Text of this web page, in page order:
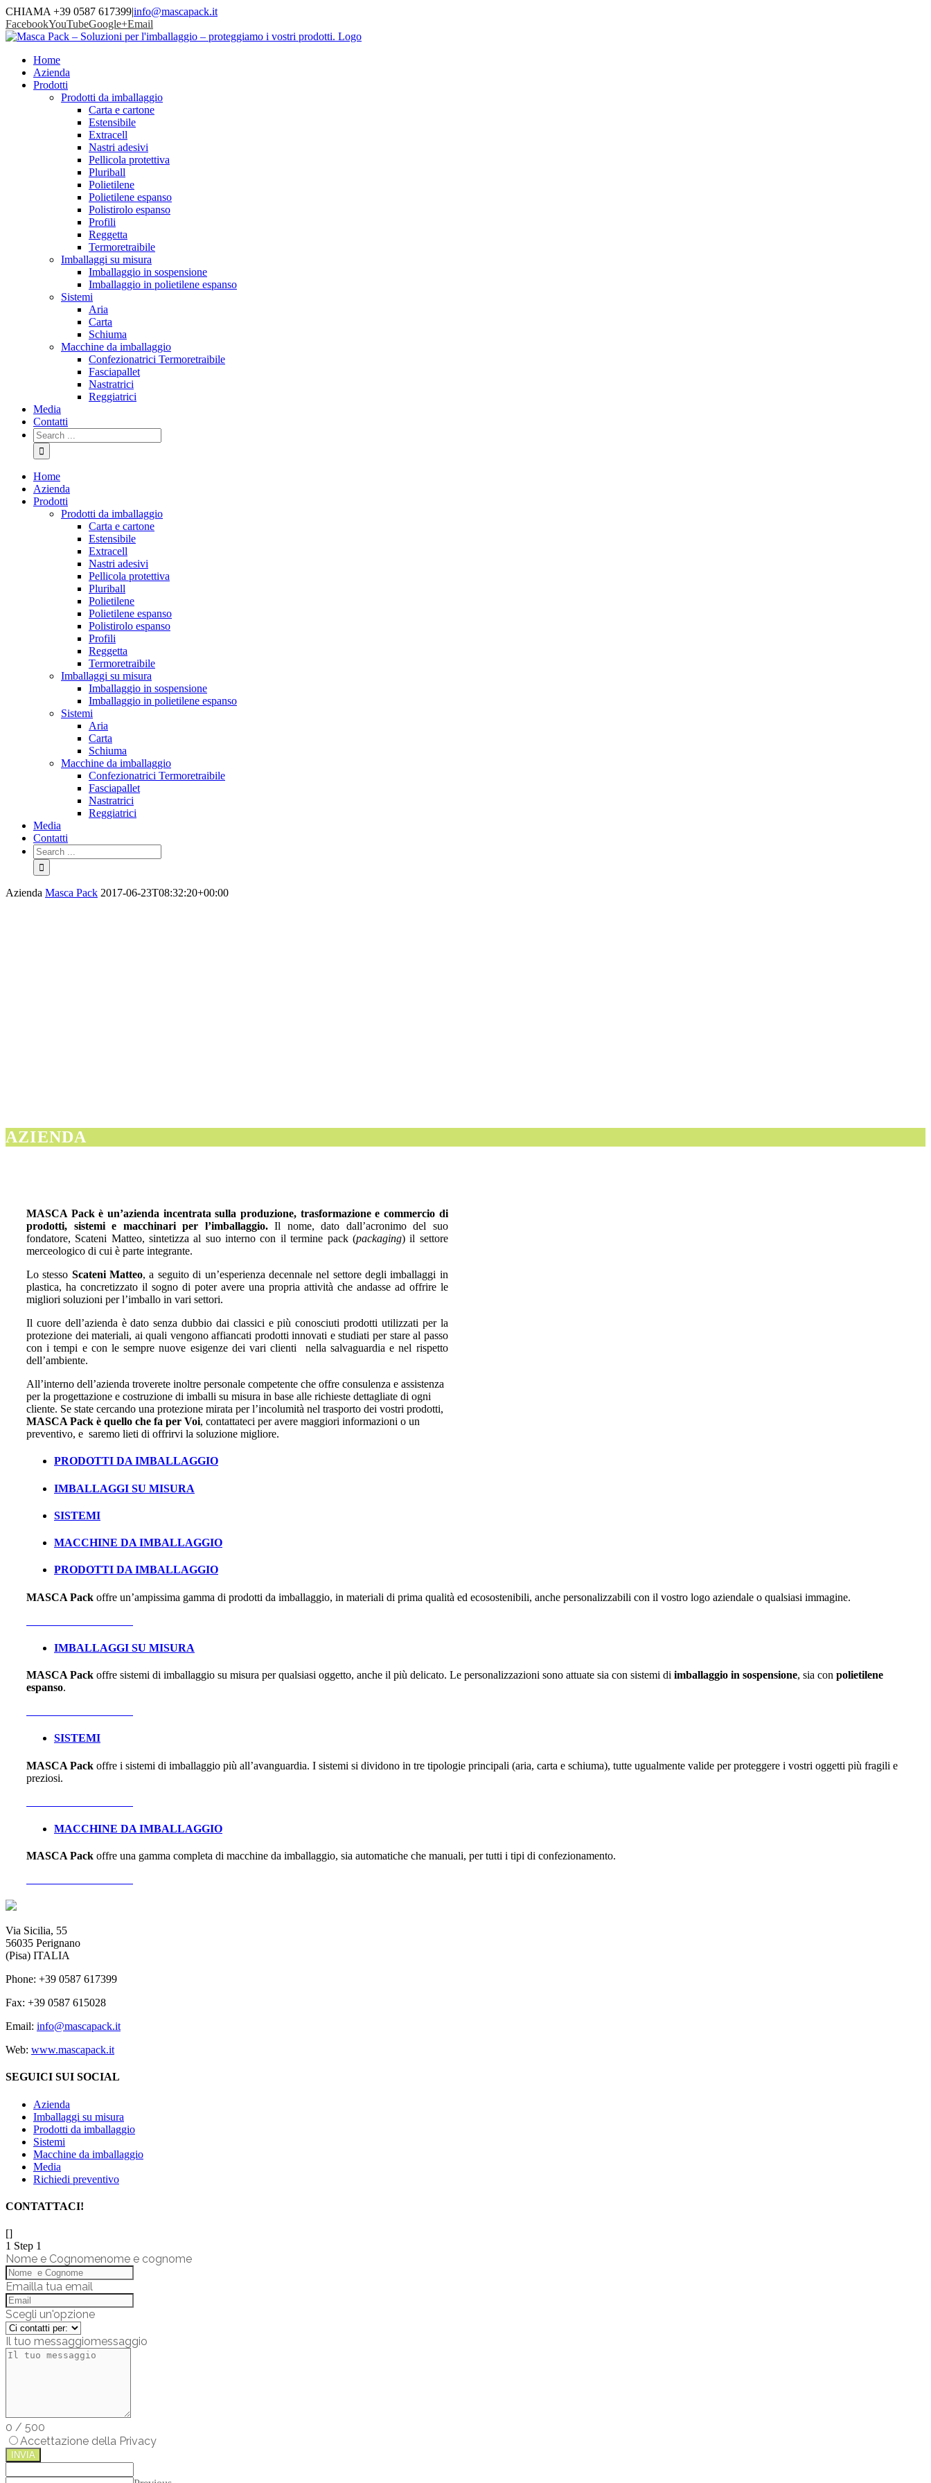
CHIAMA +39 0587 617399|info@mascapack.it
FacebookYouTubeGoogle+Email
Home
Azienda
Prodotti
Prodotti da imballaggio
Carta e cartone
Estensibile
Extracell
Nastri adesivi
Pellicola protettiva
Pluriball
Polietilene
Polietilene espanso
Polistirolo espanso
Profili
Reggetta
Termoretraibile
Imballaggi su misura
Imballaggio in sospensione
Imballaggio in polietilene espanso
Sistemi
Aria
Carta
Schiuma
Macchine da imballaggio
Confezionatrici Termoretraibile
Fasciapallet
Nastratrici
Reggiatrici
Media
Contatti
Home
Azienda
Prodotti
Prodotti da imballaggio
Carta e cartone
Estensibile
Extracell
Nastri adesivi
Pellicola protettiva
Pluriball
Polietilene
Polietilene espanso
Polistirolo espanso
Profili
Reggetta
Termoretraibile
Imballaggi su misura
Imballaggio in sospensione
Imballaggio in polietilene espanso
Sistemi
Aria
Carta
Schiuma
Macchine da imballaggio
Confezionatrici Termoretraibile
Fasciapallet
Nastratrici
Reggiatrici
Media
Contatti
Azienda Masca Pack 2017-06-23T08:32:20+00:00
AZIENDA
MASCA Pack è un’azienda incentrata sulla produzione, trasformazione e commercio di
prodotti, sistemi e macchinari per l’imballaggio.Il nome, dato dall’acronimo del suo
fondatore, Scateni Matteo, sintetizza al suo interno con il termine pack (packaging) il settore
merceologico di cui è parte integrante.
Lo stesso Scateni Matteo, a seguito di un’esperienza decennale nel settore degli imballaggi in
plastica, ha concretizzato il sogno di poter avere una propria attività che andasse ad offrire le
migliori soluzioni per l’imballo in vari settori.
Il cuore dell’azienda è dato senza dubbio dai classici e più conosciuti prodotti utilizzati per la
protezione dei materiali, ai quali vengono affiancati prodotti innovati e studiati per stare al passo
con i tempi e con le sempre nuove esigenze dei vari clienti nella salvaguardia e nel rispetto
dell’ambiente.
All’interno dell’azienda troverete inoltre personale competente che offre consulenza e assistenza
per la progettazione e costruzione di imballi su misura in base alle richieste dettagliate di ogni
cliente. Se state cercando una protezione mirata per l’incolumità nel trasporto dei vostri prodotti,
MASCA Pack è quello che fa per Voi, contattateci per avere maggiori informazioni o un
preventivo, e saremo lieti di offrirvi la soluzione migliore.
PRODOTTI DA IMBALLAGGIO
IMBALLAGGI SU MISURA
SISTEMI
MACCHINE DA IMBALLAGGIO
PRODOTTI DA IMBALLAGGIO
MASCA Pack offre un’ampissima gamma di prodotti da imballaggio, in materiali di prima qualità ed ecosostenibili, anche personalizzabili con il vostro logo aziendale o qualsiasi immagine.
IMBALLAGGI SU MISURA
MASCA Pack offre sistemi di imballaggio su misura per qualsiasi oggetto, anche il più delicato. Le personalizzazioni sono attuate sia con sistemi di imballaggio in sospensione, sia con polietilene
espanso.
SISTEMI
MASCA Pack offre i sistemi di imballaggio più all’avanguardia. I sistemi si dividono in tre tipologie principali (aria, carta e schiuma), tutte ugualmente valide per proteggere i vostri oggetti più fragili e
preziosi.
MACCHINE DA IMBALLAGGIO
MASCA Pack offre una gamma completa di macchine da imballaggio, sia automatiche che manuali, per tutti i tipi di confezionamento.
Via Sicilia, 55
56035 Perignano
(Pisa) ITALIA
Phone: +39 0587 617399
Fax: +39 0587 615028
Email: info@mascapack.it
Web: www.mascapack.it
SEGUICI SUI SOCIAL
Azienda
Imballaggi su misura
Prodotti da imballaggio
Sistemi
Macchine da imballaggio
Media
Richiedi preventivo
CONTATTACI!
[]
1 Step 1
Nome e Cognomenome e cognome
Emailla tua email
Scegli un'opzione
Il tuo messaggiomessaggio
0 / 500
Accettazione della Privacy
INVIA